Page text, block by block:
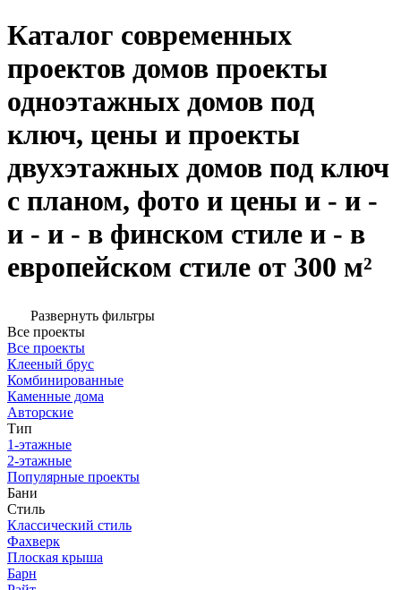
Каталог современных
проектов домов проекты
одноэтажных домов под
ключ, цены и проекты
двухэтажных домов под ключ
с планом, фото и цены и - и -
и - и - в финском стиле и - в
европейском стиле от 300 м²
Развернуть фильтры
Все проекты
Все проекты
Клееный брус
Комбинированные
Каменные дома
Авторские
Тип
1-этажные
2-этажные
Популярные проекты
Бани
Стиль
Классический стиль
Фахверк
Плоская крыша
Барн